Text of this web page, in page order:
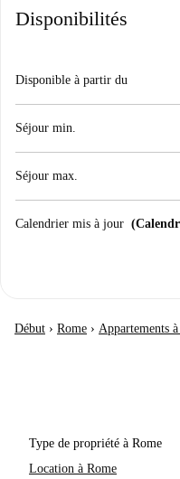
Disponibilités
Disponible à partir du
Séjour min.
Séjour max.
Calendrier mis à jour
Début › Rome › Appartements
Type de propriété à Rome
Location à Rome